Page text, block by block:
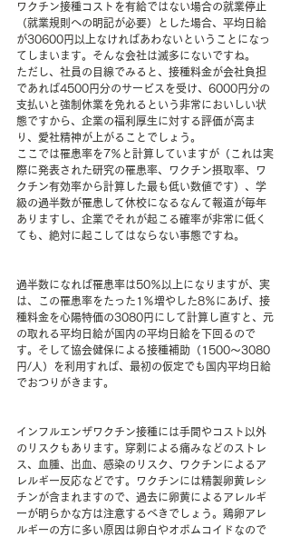
ワクチン接種コストを有給ではない場合の就業停止
（就業規則への明記が必要）とした場合、平均日給
が30600円以上なければあわないということになっ
てしまいます。そんな会社は滅多にないですね。
ただし、社員の目線でみると、接種料金が会社負担
であれば4500円分のサービスを受け、6000円分の
支払いと強制休業を免れるという非常においしい状
態ですから、企業の福利厚生に対する評価が高ま
り、愛社精神が上がることでしょう。
ここでは罹患率を7％と計算していますが（これは実
際に発表された研究の罹患率、ワクチン摂取率、ワ
クチン有効率から計算した最も低い数値です）、学
級の過半数が罹患して休校になるなんて報道が毎年
ありますし、企業でそれが起こる確率が非常に低く
ても、絶対に起こしてはならない事態ですね。
過半数になれば罹患率は50％以上になりますが、実
は、この罹患率をたった1％増やした8％にあげ、接
種料金を心陽特価の3080円にして計算し直すと、元
の取れる平均日給が国内の平均日給を下回るので
す。そして協会健保による接種補助（1500～3080
円/人）を利用すれば、最初の仮定でも国内平均日給
でおつりがきます。
インフルエンザワクチン接種には手間やコスト以外
のリスクもあります。穿刺による痛みなどのストレ
ス、血腫、出血、感染のリスク、ワクチンによるア
レルギー反応などです。ワクチンには精製卵黄レシ
チンが含まれますので、過去に卵黄によるアレルギ
ーが明らかな方は注意するべきでしょう。鶏卵アレ
ルギーの方に多い原因は卵白やオボムコイドなので